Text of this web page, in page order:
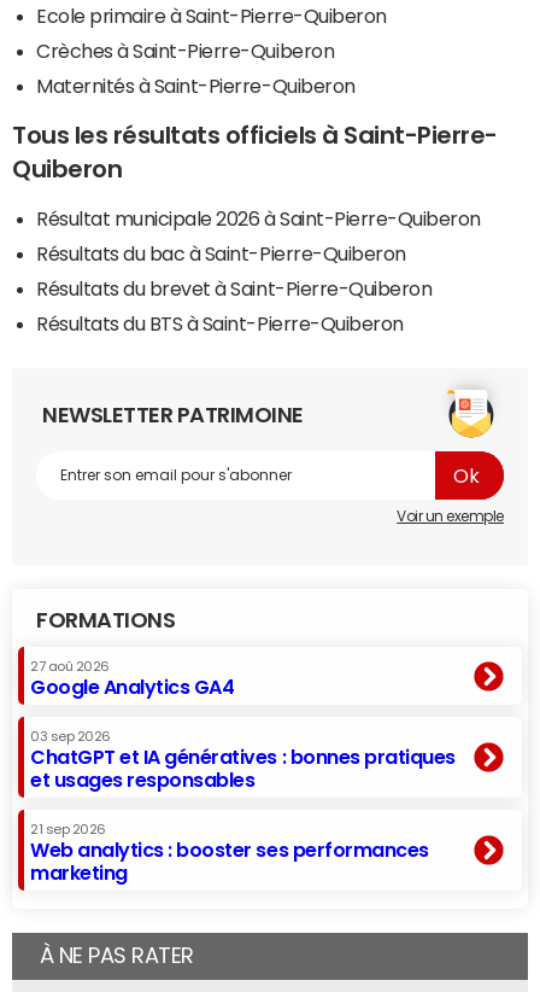
Ecole primaire à Saint-Pierre-Quiberon
Crèches à Saint-Pierre-Quiberon
Maternités à Saint-Pierre-Quiberon
Tous les résultats officiels à Saint-Pierre-
Quiberon
Résultat municipale 2026 à Saint-Pierre-Quiberon
Résultats du bac à Saint-Pierre-Quiberon
Résultats du brevet à Saint-Pierre-Quiberon
Résultats du BTS à Saint-Pierre-Quiberon
NEWSLETTER PATRIMOINE
Voir un exemple
FORMATIONS
27 aoû 2026
Google Analytics GA4
03 sep 2026
ChatGPT et IA génératives : bonnes pratiques
et usages responsables
21 sep 2026
Web analytics : booster ses performances
marketing
À NE PAS RATER